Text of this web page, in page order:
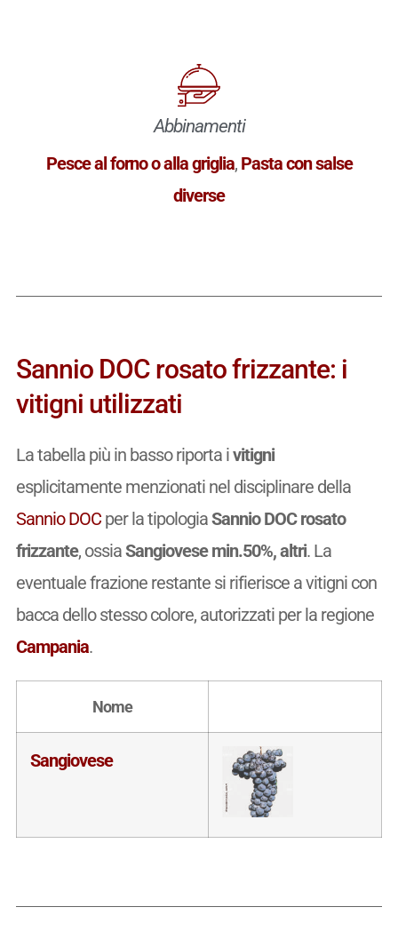
Abbinamenti
Pesce al forno o alla griglia, Pasta con salse
diverse
Sannio DOC rosato frizzante: i
vitigni utilizzati
La tabella più in basso riporta ivitigni
esplicitamente menzionati nel disciplinare della
Sannio DOCper la tipologiaSannio DOC rosato
frizzante, ossiaSangiovese min.50%, altri. La
eventuale frazione restante si rifierisce a vitigni con
bacca dello stesso colore, autorizzati per la regione
Campania.
Nome
Sangiovese